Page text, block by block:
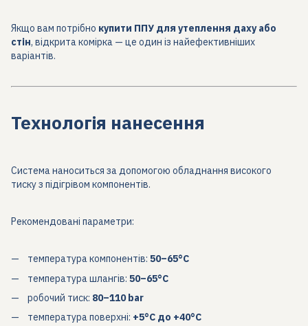
Якщо вам потрібно купити ППУ для утеплення даху або
стін, відкрита комірка — це один із найефективніших
варіантів.
Технологія нанесення
Система наноситься за допомогою обладнання високого
тиску з підігрівом компонентів.
Рекомендовані параметри:
температура компонентів: 50–65°C
температура шлангів: 50–65°C
робочий тиск: 80–110 bar
температура поверхні: +5°C до +40°C